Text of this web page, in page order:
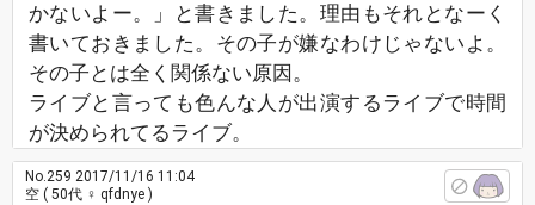
かないよー。」と書きました。理由もそれとなーく
書いておきました。その子が嫌なわけじゃないよ。
その子とは全く関係ない原因。
ライブと言っても色んな人が出演するライブで時間
が決められてるライブ。
No.259 2017/11/16 11:04
空 ( 50代 ♀ qfdnye )